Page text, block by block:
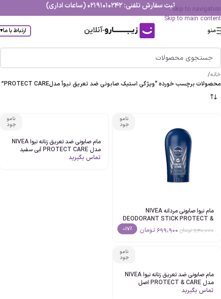
Skip to navigation
Skip to main content
ثبت سفارش تلفنی: 02191010242 (ساعات اداری)
منو ارتباط با ما▾
خانه/
محصولات برچسب خورده “ویژگی استیک صابونی ضد تعریق نیوآ مدلPROTECT CARE”
نامو
جود
مام نیوا صابونی مردانه NIVEA
DEODORANT STICK PROTECT &
CARE حجم 50ml اصل-دو لیبل
840،000تومان 699،900 تومان -17%
نامو
جود
مام صابونی ضد تعریق زنانه نیوا NIVEA
مدل PROTECT CARE آبی سفید
تماس بگیرید
نامو
جود
مام صابونی ضد تعریق زنانه نیوا NIVEA
مدل PROTECT & CARE اصل
تماس بگیرید